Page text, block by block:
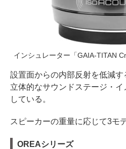
インシュレーター「GAIA-TITAN
設置面からの内部反射を低減
立体的なサウンドステージ・
している。
スピーカーの重量に応じて3モ
OREAシリーズ